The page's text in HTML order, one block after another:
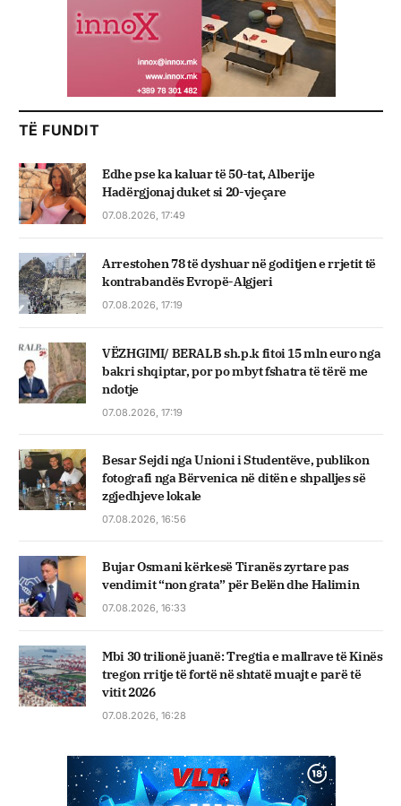
TË FUNDIT
Edhe pse ka kaluar të 50-tat, Alberije
Hadërgjonaj duket si 20-vjeçare
07.08.2026, 17:49
Arrestohen 78 të dyshuar në goditjen e rrjetit të
kontrabandës Evropë-Algjeri
07.08.2026, 17:19
VËZHGIMI/ BERALB sh.p.k fitoi 15 mln euro nga
bakri shqiptar, por po mbyt fshatra të tërë me
ndotje
07.08.2026, 17:19
Besar Sejdi nga Unioni i Studentëve, publikon
fotografi nga Bërvenica në ditën e shpalljes së
zgjedhjeve lokale
07.08.2026, 16:56
Bujar Osmani kërkesë Tiranës zyrtare pas
vendimit “non grata” për Belën dhe Halimin
07.08.2026, 16:33
Mbi 30 trilionë juanë: Tregtia e mallrave të Kinës
tregon rritje të fortë në shtatë muajt e parë të
vitit 2026
07.08.2026, 16:28